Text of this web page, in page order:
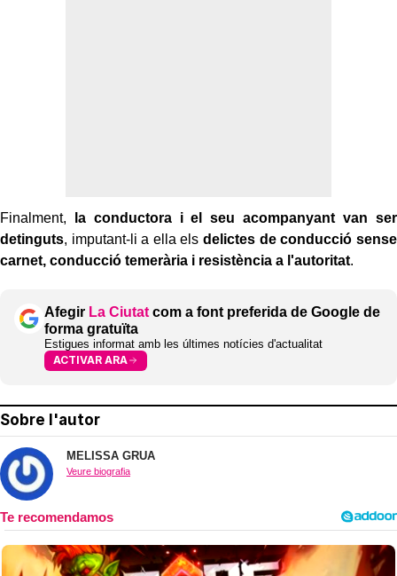
Finalment,
la conductora i el seu acompanyant van ser
detinguts, imputant-li a ella elsdelictes de conducció sense
carnet, conducció temerària i resistència a l'autoritat.
Afegir La Ciutat com a font preferida de Google de
forma gratuïta
Estigues informat amb les últimes notícies d'actualitat
ACTIVAR ARA
Sobre l'autor
MELISSA GRUA
Veure biografia